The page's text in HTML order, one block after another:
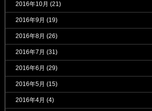
2016年10月 (21)
2016年9月 (19)
2016年8月 (26)
2016年7月 (31)
2016年6月 (29)
2016年5月 (15)
2016年4月 (4)